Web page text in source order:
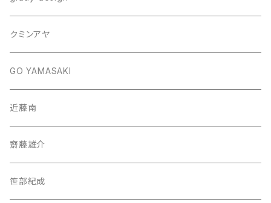
クミンアヤ
GO YAMASAKI
近藤南
齋藤雄介
笹部紀成